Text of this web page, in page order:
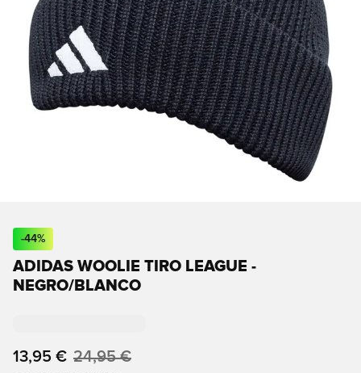
-44%
ADIDAS WOOLIE TIRO LEAGUE -
NEGRO/BLANCO
13,95 € 24,95 €